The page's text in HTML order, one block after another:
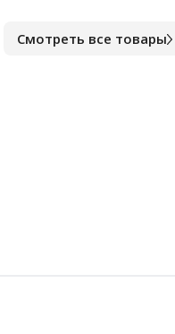
сложения, 100 листов, С-89
Смотреть все товары